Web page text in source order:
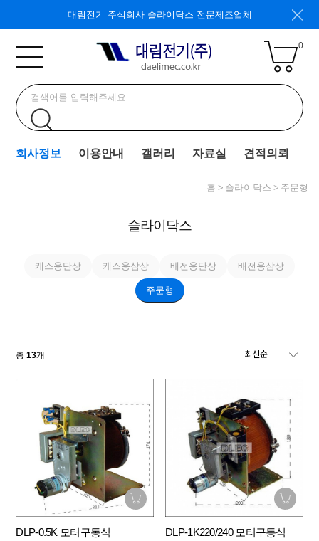
대림전기 주식회사 슬라이닥스 전문제조업체
0
회사정보 이용안내 갤러리 자료실 견적의뢰
홈 슬라이닥스 주문형
슬라이닥스
케스용단상 케스용삼상 배전용단상 배전용삼상
주문형
총13개
DLP-0.5K 모터구동식 DLP-1K220/240 모터구동식